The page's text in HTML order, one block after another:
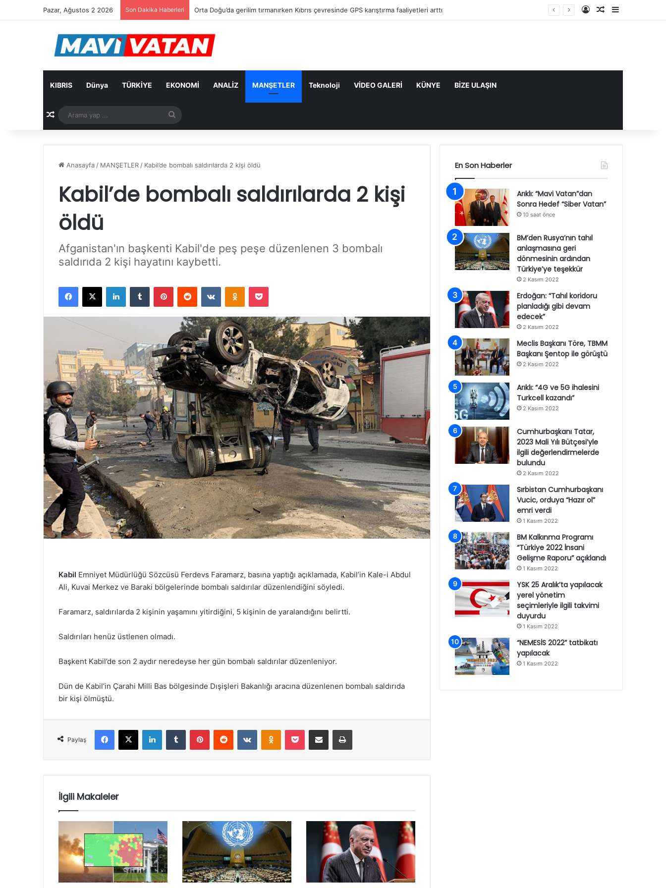
Pazar, Ağustos 2 2026 Son Dakika Haberleri Arıklı: “Mavi Vatan”dan Sonra Hedef “Siber Vatan” Kayıt OlRastgele Makale
Kenar
KIBRIS Dünya TÜRKİYE EKONOMİ ANALİZ MANŞETLER Teknoloji VİDEO GALERİ KÜNYE BİZE ULAŞIN
Rastgele Makale
yap
Anasayfa / MANŞETLER / Kabil’de bombalı saldırılarda 2 kişi öldü
Kabil’de bombalı saldırılarda 2 kişi
öldü
Afganistan'ın başkenti Kabil'de peş peşe düzenlenen 3 bombalı
saldırıda 2 kişi hayatını kaybetti.
Facebook
X LinkedInTumblr PinterestReddit VKontakteOdnoklassniki
Pocket
Kabil Emniyet Müdürlüğü Sözcüsü Ferdevs Faramarz, basına yaptığı açıklamada, Kabil’in Kale-i Abdul
Ali, Kuvai Merkez ve Baraki bölgelerinde bombalı saldırılar düzenlendiğini söyledi.
Faramarz, saldırılarda 2 kişinin yaşamını yitirdiğini, 5 kişinin de yaralandığını belirtti.
Saldırıları henüz üstlenen olmadı.
Başkent Kabil’de son 2 aydır neredeyse her gün bombalı saldırılar düzenleniyor.
Dün de Kabil’in Çarahi Milli Bas bölgesinde Dışişleri Bakanlığı aracına düzenlenen bombalı saldırıda
bir kişi ölmüştü.
Paylaş
Facebook
X LinkedInTumblr PinterestReddit VKontakteOdnoklassniki
Pocket E-Posta ile paylaş Yazdır
İlgili Makaleler
En Son Haberler
Arıklı: “Mavi Vatan”dan
Sonra Hedef “Siber Vatan”
10 saat önce
BM’den Rusya’nın tahıl
anlaşmasına geri
dönmesinin ardından
Türkiye’ye teşekkür
2 Kasım 2022
Erdoğan: “Tahıl koridoru
planladığı gibi devam
edecek”
2 Kasım 2022
Meclis Başkanı Töre, TBMM
Başkanı Şentop ile görüştü
2 Kasım 2022
Arıklı: “4G ve 5G ihalesini
Turkcell kazandı”
2 Kasım 2022
Cumhurbaşkanı Tatar,
2023 Mali Yılı Bütçesi’yle
ilgili değerlendirmelerde
bulundu
2 Kasım 2022
Sırbistan Cumhurbaşkanı
Vucic, orduya “Hazır ol”
emri verdi
1 Kasım 2022
BM Kalkınma Programı
“Türkiye 2022 İnsani
Gelişme Raporu” açıklandı
1 Kasım 2022
YSK 25 Aralık’ta yapılacak
yerel yönetim
seçimleriyle ilgili takvimi
duyurdu
1 Kasım 2022
“NEMESİS 2022” tatbikatı
yapılacak
1 Kasım 2022